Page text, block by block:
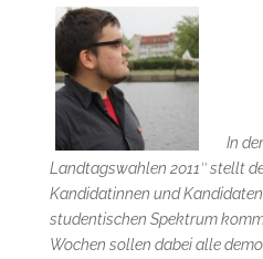
In
Landtagswahlen 2011″ stellt
Kandidatinnen und
studentischen Spektrum
Wochen sollen dabei alle